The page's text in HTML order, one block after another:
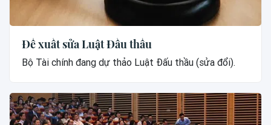
Đề xuất sửa Luật Đấu thầu
Bộ Tài chính đang dự thảo Luật Đấu thầu (sửa đổi).